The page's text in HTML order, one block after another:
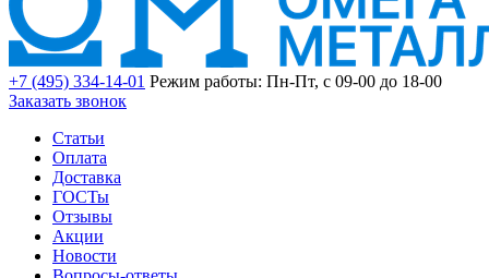
+7 (495) 334-14-01 Режим работы: Пн-Пт, с 09-00 до 18-00
Заказать звонок
Статьи
Оплата
Доставка
ГОСТы
Отзывы
Акции
Новости